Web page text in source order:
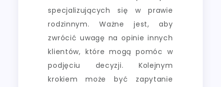
specjalizujących się w prawie
rodzinnym. Ważne jest, aby
zwrócić uwagę na opinie innych
klientów, które mogą pomóc w
podjęciu decyzji. Kolejnym
krokiem może być zapytanie